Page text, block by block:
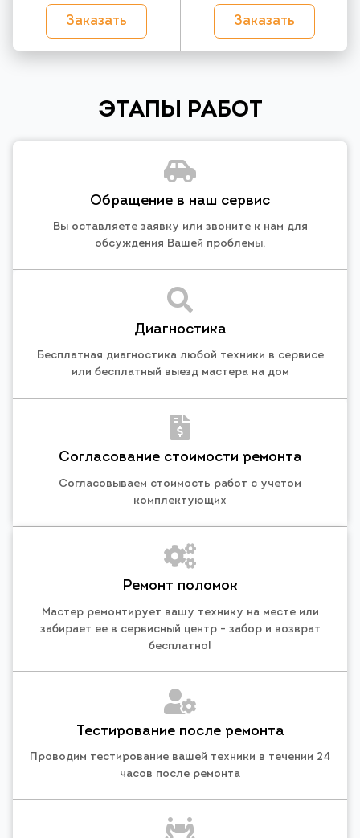
Заказать Заказать
ЭТАПЫ РАБОТ
Обращение в наш сервис
Вы оставляете заявку или звоните к нам для
обсуждения Вашей проблемы.
Диагностика
Бесплатная диагностика любой техники в сервисе
или бесплатный выезд мастера на дом
Согласование стоимости ремонта
Согласовываем стоимость работ с учетом
комплектующих
Ремонт поломок
Мастер ремонтирует вашу технику на месте или
забирает ее в сервисный центр - забор и возврат
бесплатно!
Тестирование после ремонта
Проводим тестирование вашей техники в течении 24
часов после ремонта